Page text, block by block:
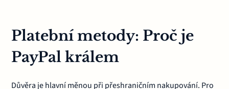
Platební metody: Proč je
PayPal králem
Důvěra je hlavní měnou při přeshraničním nakupování. Pro